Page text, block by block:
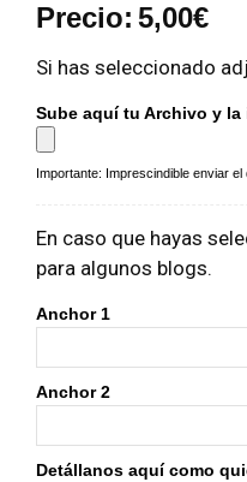
Precio: 5,00€
Si has seleccionado
Sube aquí tu Archivo y la
Importante: Imprescindible enviar
En caso que hayas
para algunos blogs.
Anchor 1
Anchor 2
Detállanos aquí como